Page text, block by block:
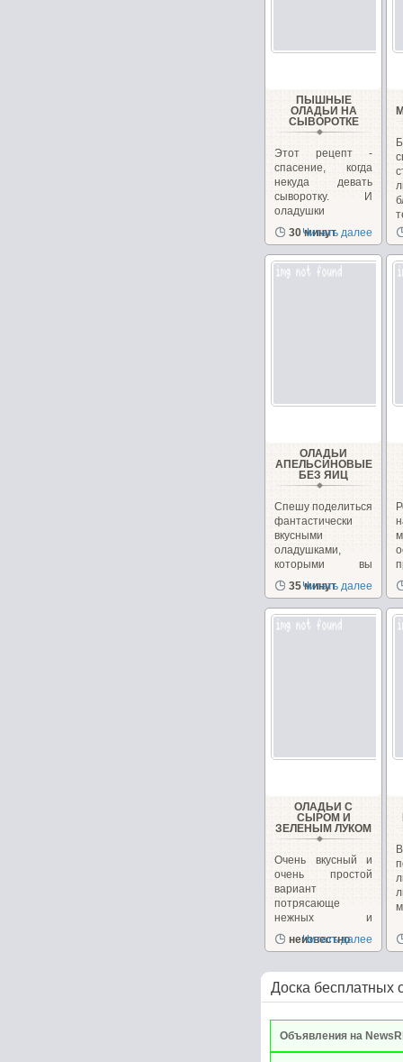
ПЫШНЫЕ
ОЛАДЬИ НА
СЫВОРОТКЕ
Этот рецепт -
спасение, когда
некуда девать
сыворотку. И
оладушки
получаются...
30 минут
Читать далее
ОЛАДЬИ
АПЕЛЬСИНОВЫЕ
БЕЗ ЯИЦ
Спешу поделиться
фантастически
вкусными
оладушками,
которыми вы
можете
порадовать...
35 минут
Читать далее
ОЛАДЬИ С
СЫРОМ И
ЗЕЛЕНЫМ ЛУКОМ
Очень вкусный и
очень простой
вариант
потрясающе
нежных и
ароматных
оладушек....
неизвестно
Читать далее
Доска бесплатных
Объявления на